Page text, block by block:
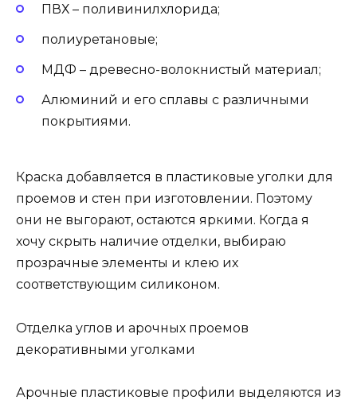
ПВХ – поливинилхлорида;
полиуретановые;
МДФ – древесно-волокнистый материал;
Алюминий и его сплавы с различными
покрытиями.
Краска добавляется в пластиковые уголки для
проемов и стен при изготовлении. Поэтому
они не выгорают, остаются яркими. Когда я
хочу скрыть наличие отделки, выбираю
прозрачные элементы и клею их
соответствующим силиконом.
Отделка углов и арочных проемов
декоративными уголками
Арочные пластиковые профили выделяются из